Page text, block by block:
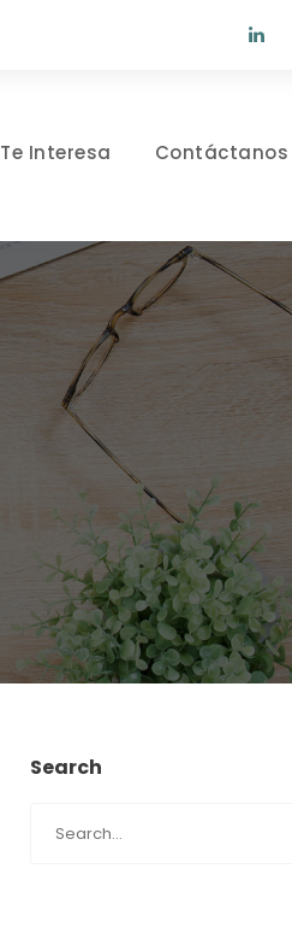
Te Interesa Contáctanos
Search